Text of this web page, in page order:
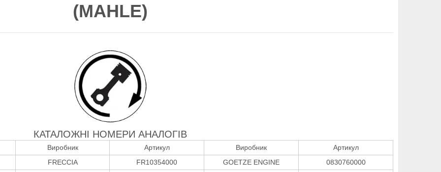
(MAHLE)
КАТАЛОЖНІ НОМЕРИ АНАЛОГІВ
Виробник Артикул Виробник
Артикул
FRECCIA
FR10354000 GOETZE ENGINE
0830760000